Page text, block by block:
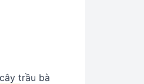
trầu bà